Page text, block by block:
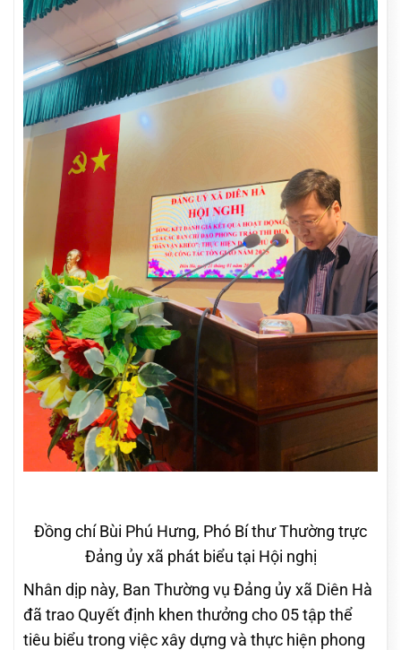
Đồng chí Bùi Phú Hưng, Phó Bí thư Thường trực
Đảng ủy xã phát biểu tại Hội nghị
Nhân dịp này, Ban Thường vụ Đảng ủy xã Diên Hà
đã trao Quyết định khen thưởng cho 05 tập thể
tiêu biểu trong việc xây dựng và thực hiện phong